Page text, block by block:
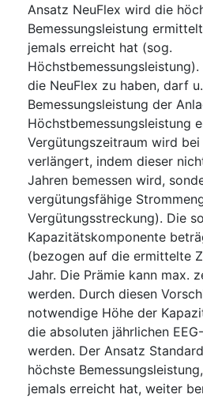
Ansatz NeuFlex wird die
Bemessungsleistung
jemals erreicht hat (sog.
die NeuFlex zu haben, darf
Bemessungsleistung der
Höchstbemessungsleistung
Vergütungszeitraum wird
verlängert, indem dieser
Jahren bemessen wird,
vergütungsfähige
Vergütungsstreckung). Die
Kapazitätskomponente
(bezogen auf die ermittelte
Jahr. Die Prämie kann max.
werden. Durch diesen
notwendige Höhe der
die absoluten jährlichen
werden. Der Ansatz
höchste
jemals erreicht hat, weiter